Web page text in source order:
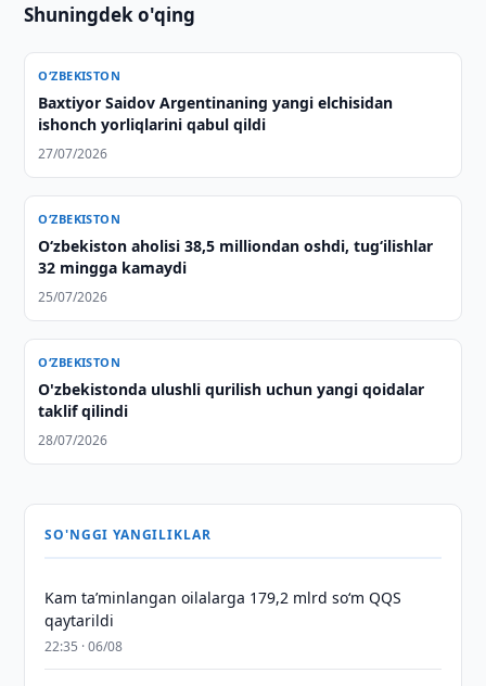
Shuningdek o'qing
O‘ZBEKISTON
Baxtiyor Saidov Argentinaning yangi elchisidan
ishonch yorliqlarini qabul qildi
27/07/2026
O‘ZBEKISTON
O‘zbekiston aholisi 38,5 milliondan oshdi, tug‘ilishlar
32 mingga kamaydi
25/07/2026
O‘ZBEKISTON
O'zbekistonda ulushli qurilish uchun yangi qoidalar
taklif qilindi
28/07/2026
SO'NGGI YANGILIKLAR
Kam taʼminlangan oilalarga 179,2 mlrd so‘m QQS
qaytarildi
22:35 · 06/08